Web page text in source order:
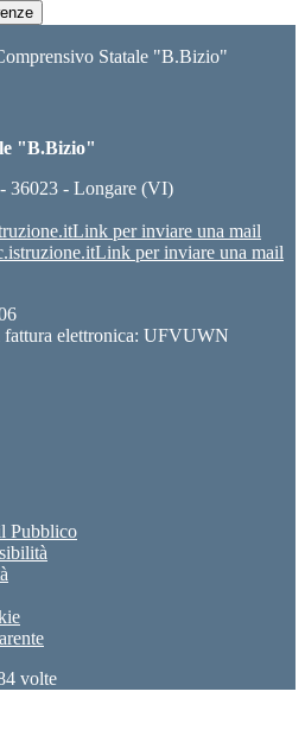
Statale "B.Bizio"
"B.Bizio"
36023 - Longare (VI)
Link per inviare una mail
Link per inviare una mail
elettronica: UFVUWN
Pubblico
volte